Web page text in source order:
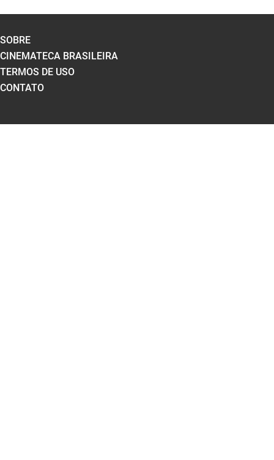
SOBRE
CINEMATECA BRASILEIRA
TERMOS DE USO
CONTATO